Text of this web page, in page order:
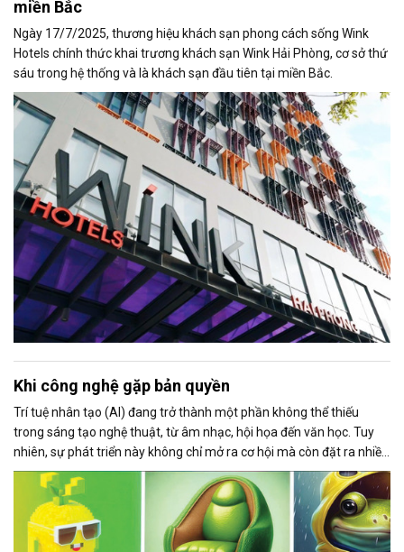
miền Bắc
Ngày 17/7/2025, thương hiệu khách sạn phong cách sống Wink
Hotels chính thức khai trương khách sạn Wink Hải Phòng, cơ sở thứ
sáu trong hệ thống và là khách sạn đầu tiên tại miền Bắc.
Khi công nghệ gặp bản quyền
Trí tuệ nhân tạo (AI) đang trở thành một phần không thể thiếu
trong sáng tạo nghệ thuật, từ âm nhạc, hội họa đến văn học. Tuy
nhiên, sự phát triển này không chỉ mở ra cơ hội mà còn đặt ra nhiều
thách thức về bản quyền và đạo đức.